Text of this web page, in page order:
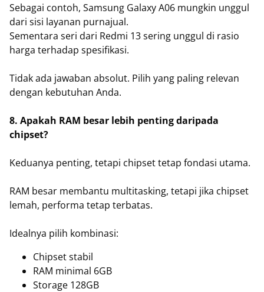
Sebagai contoh, Samsung Galaxy A06 mungkin unggul
dari sisi layanan purnajual.
Sementara seri dari Redmi 13 sering unggul di rasio
harga terhadap spesifikasi.
Tidak ada jawaban absolut. Pilih yang paling relevan
dengan kebutuhan Anda.
8. Apakah RAM besar lebih penting daripada
chipset?
Keduanya penting, tetapi chipset tetap fondasi utama.
RAM besar membantu multitasking, tetapi jika chipset
lemah, performa tetap terbatas.
Idealnya pilih kombinasi:
Chipset stabil
RAM minimal 6GB
Storage 128GB